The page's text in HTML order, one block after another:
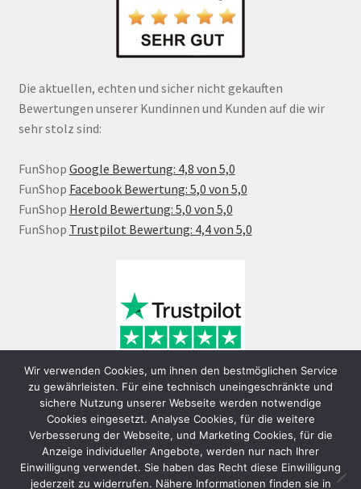
Die aktuellen, echten und sicher nicht gekauften
Bewertungen unserer Kundinnen und Kunden auf die wir
sehr stolz sind:
FunShop Google Bewertung: 4,8 von 5,0
FunShop Facebook Bewertung: 5,0 von 5,0
FunShop Herold Bewertung: 5,0 von 5,0
FunShop Trustpilot Bewertung: 4,4 von 5,0
Wir verwenden Cookies, um ihnen den bestmöglichen Service
zu gewährleisten. Für eine technisch uneingeschränkte und
sichere Nutzung unserer Webseite werden notwendige
Cookies eingesetzt. Analyse Cookies, für die weitere
Verbesserung der Webseite, und Marketing Cookies, für die
Anzeige individueller Angebote, werden nur nach Ihrer
Einwilligung verwendet. Sie haben das Recht diese Einwilligung
jederzeit zu widerrufen. Nähere Informationen finden sie in